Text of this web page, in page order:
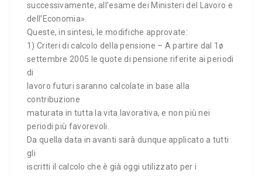
successivamente, all’esame dei Ministeri del Lavoro e
dell’Economia».
Queste, in sintesi, le modifiche approvate:
1) Criteri di calcolo della pensione – A partire dal 1ø
settembre 2005 le quote di pensione riferite ai periodi
di
lavoro futuri saranno calcolate in base alla
contribuzione
maturata in tutta la vita lavorativa, e non più nei
periodi più favorevoli.
Da quella data in avanti sarà dunque applicato a tutti
gli
iscritti il calcolo che è già oggi utilizzato per i